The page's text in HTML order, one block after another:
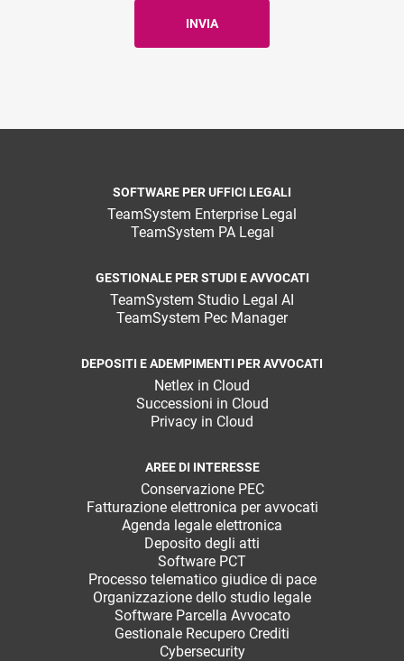
SOFTWARE PER UFFICI LEGALI
TeamSystem Enterprise Legal
TeamSystem PA Legal
GESTIONALE PER STUDI E AVVOCATI
TeamSystem Studio Legal AI
TeamSystem Pec Manager
DEPOSITI E ADEMPIMENTI PER AVVOCATI
Netlex in Cloud
Successioni in Cloud
Privacy in Cloud
AREE DI INTERESSE
Conservazione PEC
Fatturazione elettronica per avvocati
Agenda legale elettronica
Deposito degli atti
Software PCT
Processo telematico giudice di pace
Organizzazione dello studio legale
Software Parcella Avvocato
Gestionale Recupero Crediti
Cybersecurity